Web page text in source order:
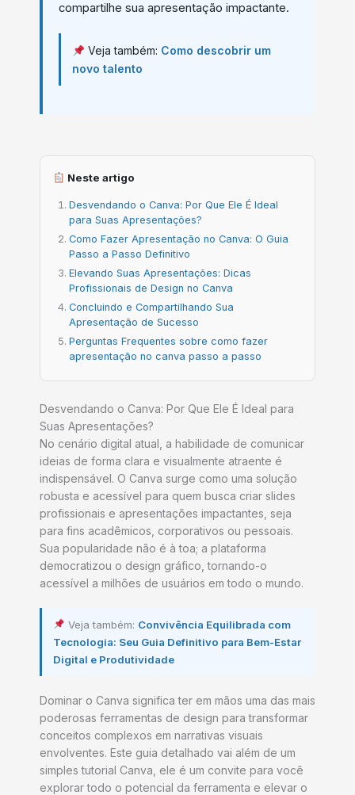
compartilhe sua apresentação impactante.
Veja também: Como descobrir um
novo talento
Neste artigo
Desvendando o Canva: Por Que Ele É Ideal
para Suas Apresentações?
Como Fazer Apresentação no Canva: O Guia
Passo a Passo Definitivo
Elevando Suas Apresentações: Dicas
Profissionais de Design no Canva
Concluindo e Compartilhando Sua
Apresentação de Sucesso
Perguntas Frequentes sobre como fazer
apresentação no canva passo a passo
Desvendando o Canva: Por Que Ele É Ideal para
Suas Apresentações?
No cenário digital atual, a habilidade de comunicar
ideias de forma clara e visualmente atraente é
indispensável. O Canva surge como uma solução
robusta e acessível para quem busca criar slides
profissionais e apresentações impactantes, seja
para fins acadêmicos, corporativos ou pessoais.
Sua popularidade não é à toa; a plataforma
democratizou o design gráfico, tornando-o
acessível a milhões de usuários em todo o mundo.
Veja também: Convivência Equilibrada com
Tecnologia: Seu Guia Definitivo para Bem-Estar
Digital e Produtividade
Dominar o Canva significa ter em mãos uma das mais
poderosas ferramentas de design para transformar
conceitos complexos em narrativas visuais
envolventes. Este guia detalhado vai além de um
simples tutorial Canva, ele é um convite para você
explorar todo o potencial da ferramenta e elevar o